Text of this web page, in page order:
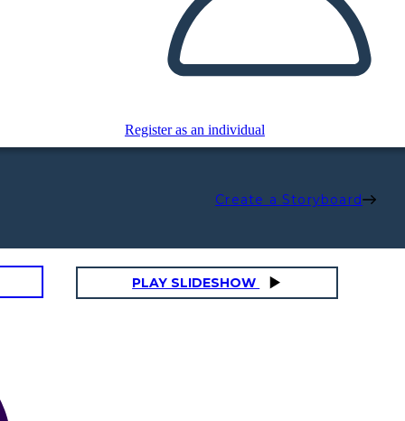
Register as an individual
Create a Storyboard
PLAY SLIDESHOW